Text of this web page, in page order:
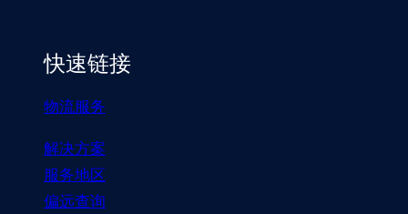
快速链接
物流服务
解决方案
服务地区
偏远查询